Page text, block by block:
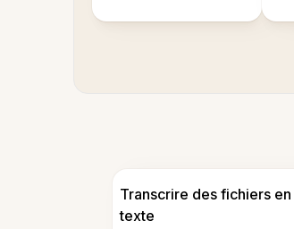
Transcrire des fichiers en
texte